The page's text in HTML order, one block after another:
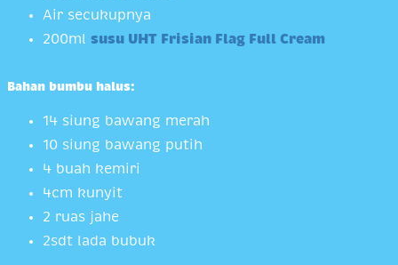
Air secukupnya
200ml susu UHT Frisian Flag Full Cream
Bahan bumbu halus:
14 siung bawang merah
10 siung bawang putih
4 buah kemiri
4cm kunyit
2 ruas jahe
2sdt lada bubuk